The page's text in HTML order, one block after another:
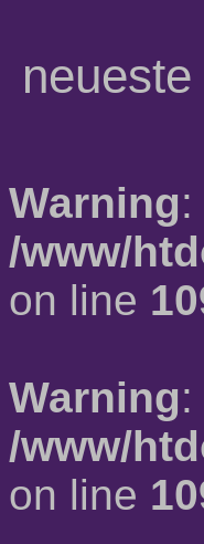
Warning
/www/
on line
Warning
/www/
on line